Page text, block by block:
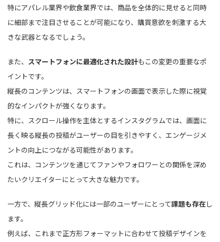
特にアパレル業界や飲食業界では、商品を全体的に見せると同時
に細部まで注目させることが可能になり、購買意欲を刺激する大
きな武器となるでしょう。
また、 スマートフォンに最適化された設計もこの変更の重要なポ
イントです。
縦長のコンテンツは、スマートフォンの画面で表示した際に視覚
的なインパクトが強くなります。
特に、スクロール操作を主体とするインスタグラムでは、画面に
長く映る縦長の投稿がユーザーの目を引きやすく、エンゲージメ
ントの向上につながる可能性があります。
これは、コンテンツを通じてファンやフォロワーとの関係を深め
たいクリエイターにとって大きな魅力です。
一方で、縦長グリッド化には一部のユーザーにとって課題も存在し
ます。
例えば、これまで正方形フォーマットに合わせて投稿デザインを